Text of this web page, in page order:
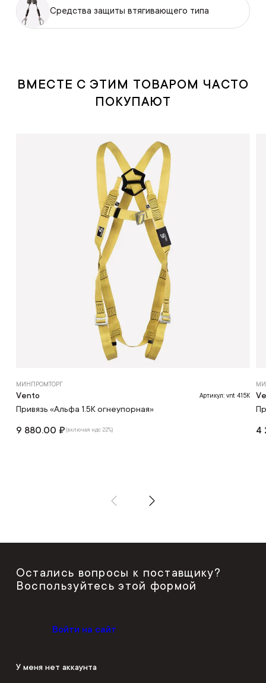
Средства защиты втягивающего типа
ВМЕСТЕ С ЭТИМ ТОВАРОМ ЧАСТО
ПОКУПАЮТ
МИНПРОМТОРГ
Vento Артикул: vnt 415K
Привязь «Альфа 1.5К огнеупорная»
9 880.00 ₽(включая ндс 22%) 4
Остались вопросы к поставщику?
Воспользуйтесь этой формой
Войти на сайт
У меня нет аккаунта